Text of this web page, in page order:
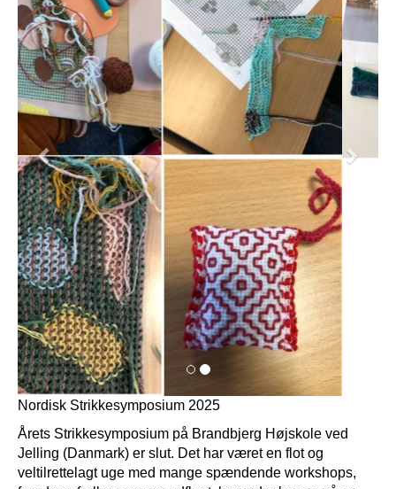
Nordisk Strikkesymposium 2025
Årets Strikkesymposium på Brandbjerg Højskole ved
Jelling (Danmark) er slut. Det har været en flot og